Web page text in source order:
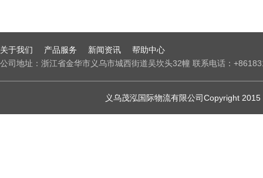
关于我们 产品服务 新闻资讯
帮助中心
公司地址：浙江省金华市义乌市城西街道吴坎头32幢 联系电话：
义乌茂泓国际物流有限公司Copyright